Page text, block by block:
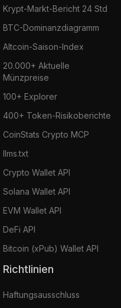
Krypt-Markt-Bericht 24 Std
BTC-Dominanzdiagramm
Altcoin-Saison-Index
20.000+ Aktuelle
Münzpreise
100+ Explorer
400+ Token-Risikoberichte
CoinStats Crypto MCP
llms.txt
Crypto Wallet API
Solana Wallet API
EVM Wallet API
DeFi API
Bitcoin (xPub) Wallet API
Richtlinien
Haftungsausschluss